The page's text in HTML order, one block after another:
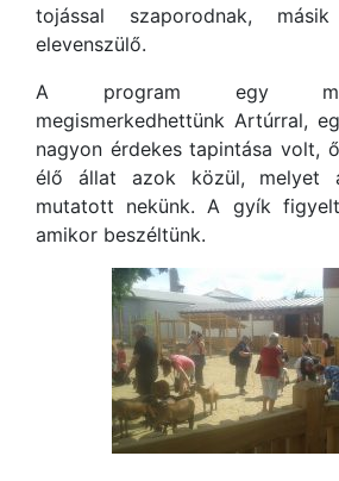
tojással szaporodnak,
elevenszülő.
A program egy
megismerkedhettünk Artúrral,
nagyon érdekes tapintása volt,
élő állat azok közül, melyet
mutatott nekünk. A gyík
amikor beszéltünk.